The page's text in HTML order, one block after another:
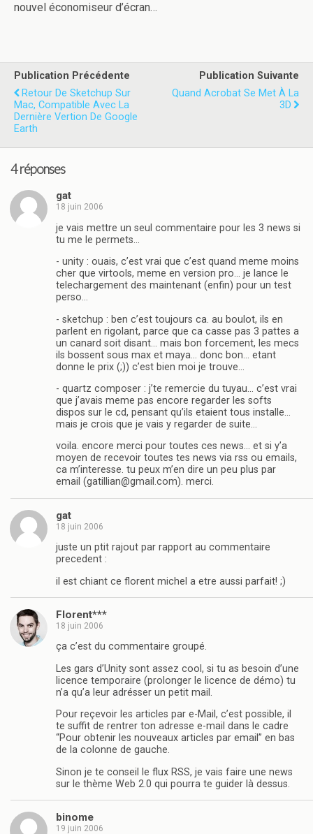
nouvel économiseur d’écran…
Publication Précédente
Retour De Sketchup Sur
Mac, Compatible Avec La
Dernière Vertion De Google
Earth
Publication Suivante
Quand Acrobat Se Met À La
3D
4 réponses
gat
18 juin 2006
je vais mettre un seul commentaire pour les 3 news si
tu me le permets…
- unity : ouais, c’est vrai que c’est quand meme moins
cher que virtools, meme en version pro… je lance le
telechargement des maintenant (enfin) pour un test
perso…
- sketchup : ben c’est toujours ca. au boulot, ils en
parlent en rigolant, parce que ca casse pas 3 pattes a
un canard soit disant… mais bon forcement, les mecs
ils bossent sous max et maya… donc bon… etant
donne le prix (;)) c’est bien moi je trouve…
- quartz composer : j’te remercie du tuyau… c’est vrai
que j’avais meme pas encore regarder les softs
dispos sur le cd, pensant qu’ils etaient tous installe…
mais je crois que je vais y regarder de suite…
voila. encore merci pour toutes ces news… et si y’a
moyen de recevoir toutes tes news via rss ou emails,
ca m’interesse. tu peux m’en dire un peu plus par
email (gatillian@gmail.com). merci.
gat
18 juin 2006
juste un ptit rajout par rapport au commentaire
precedent :
il est chiant ce florent michel a etre aussi parfait! ;)
Florent***
18 juin 2006
ça c’est du commentaire groupé.
Les gars d’Unity sont assez cool, si tu as besoin d’une
licence temporaire (prolonger le licence de démo) tu
n’a qu’a leur adrésser un petit mail.
Pour reçevoir les articles par e-Mail, c’est possible, il
te suffit de rentrer ton adresse e-mail dans le cadre
“Pour obtenir les nouveaux articles par email” en bas
de la colonne de gauche.
Sinon je te conseil le flux RSS, je vais faire une news
sur le thème Web 2.0 qui pourra te guider là dessus.
binome
19 juin 2006